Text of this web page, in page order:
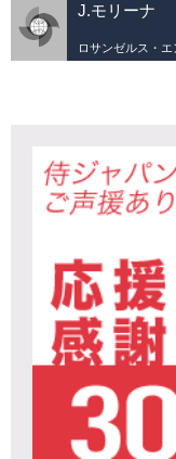
J.モリーナ
ロサンゼルス・